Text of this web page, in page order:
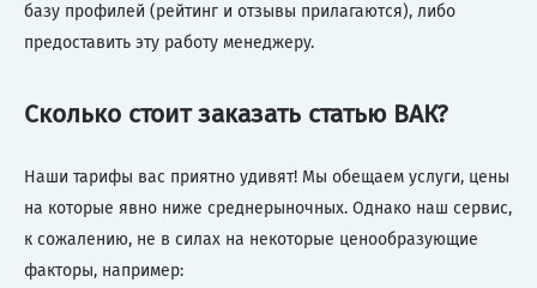
базу профилей (рейтинг и отзывы прилагаются), либо
предоставить эту работу менеджеру.
Сколько стоит заказать статью ВАК?
Наши тарифы вас приятно удивят! Мы обещаем услуги, цены
на которые явно ниже среднерыночных. Однако наш сервис,
к сожалению, не в силах на некоторые ценообразующие
факторы, например: